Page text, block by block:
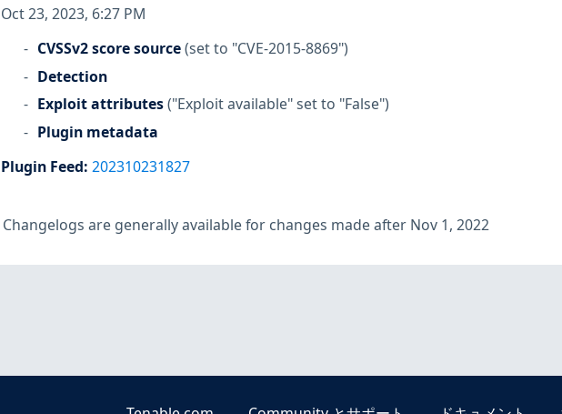
Oct 23, 2023, 6:27 PM
CVSSv2 score source(set to "CVE-2015-8869")
Detection
Exploit attributes("Exploit available" set to "False")
Plugin metadata
Plugin Feed: 202310231827
Changelogs are generally available for changes made after Nov 1, 2022